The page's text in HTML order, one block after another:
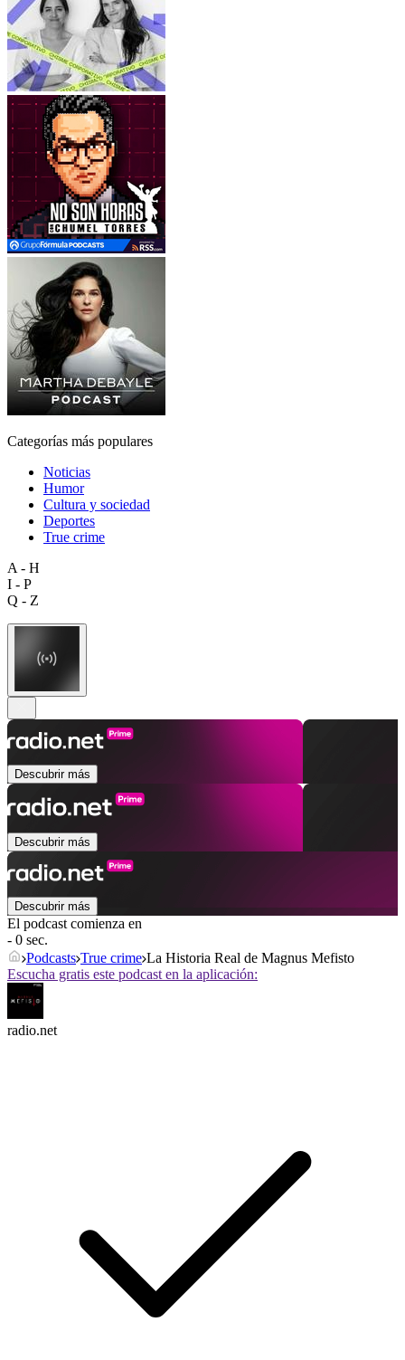
Categorías más populares
Noticias
Humor
Cultura y sociedad
Deportes
True crime
A - H
I - P
Q - Z
Descubrir más
Descubrir más
Descubrir más
El podcast comienza en
- 0 sec.
Podcasts True crime La Historia Real de Magnus Mefisto
Escucha gratis este podcast en la aplicación:
radio.net